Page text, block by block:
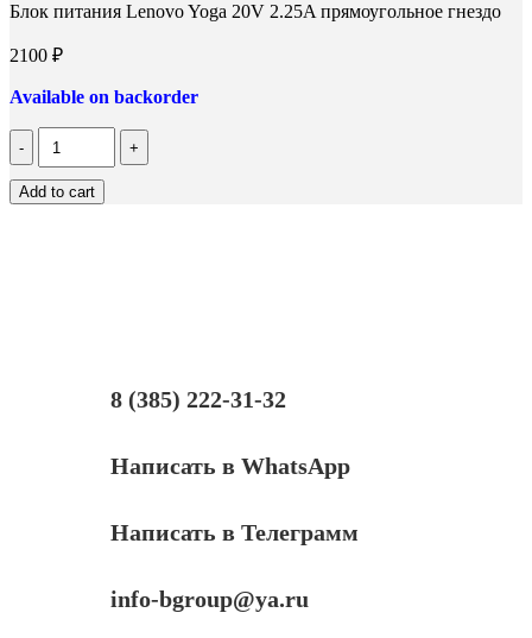
Блок питания Lenovo Yoga 20V 2.25A прямоугольное гнездо
2100 ₽
Available on backorder
Количество
Блок
питания
Lenovo
Add to cart
8 (385) 222-31-32
Написать в WhatsApp
Написать в Телеграмм
info-bgroup@ya.ru